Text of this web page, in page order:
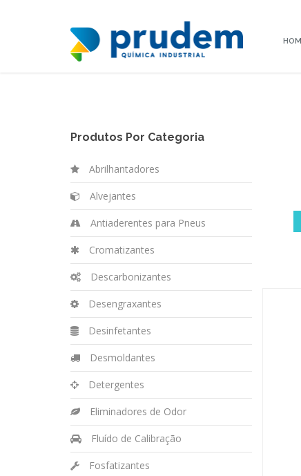
Produtos Por Categoria
Abrilhantadores
Alvejantes
Antiaderentes para Pneus
Cromatizantes
Descarbonizantes
Desengraxantes
Desinfetantes
Desmoldantes
Detergentes
Eliminadores de Odor
Fluído de Calibração
Fosfatizantes